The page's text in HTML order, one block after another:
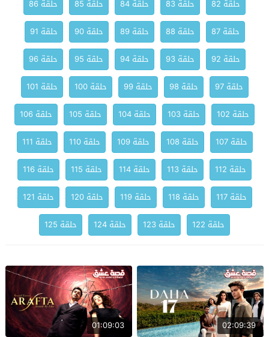
حلقة 82 حلقة 83 حلقة 84 حلقة 85
حلقة 86
حلقة 87
حلقة 88 حلقة 89 حلقة 90
حلقة 91
حلقة 92
حلقة 93 حلقة 94 حلقة 95
حلقة 96
حلقة 97
حلقة 98 حلقة 99 حلقة 100
حلقة 101
حلقة 102
حلقة 103 حلقة 104 حلقة 105
حلقة 106
حلقة 107
حلقة 108 حلقة 109 حلقة 110
حلقة 111
حلقة 112
حلقة 113 حلقة 114 حلقة 115
حلقة 116
حلقة 117
حلقة 118 حلقة 119 حلقة 120
حلقة 121
حلقة 122
حلقة 123 حلقة 124 حلقة 125
02:09:39
01:09:03